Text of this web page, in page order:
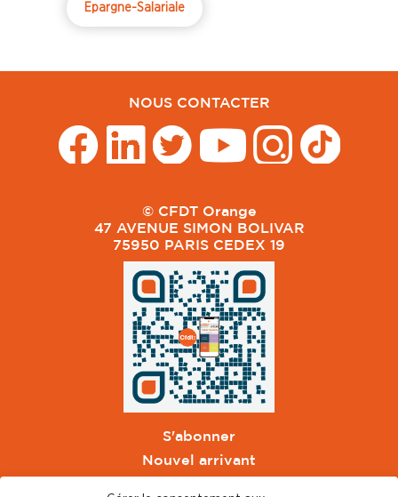
Epargne-Salariale
NOUS CONTACTER
© CFDT Orange
47 AVENUE SIMON BOLIVAR
75950 PARIS CEDEX 19
S'abonner
Nouvel arrivant